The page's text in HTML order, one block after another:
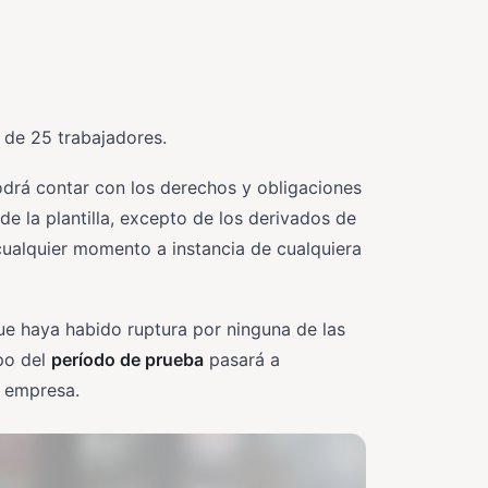
25 trabajadores.
contar con los derechos y obligaciones
la plantilla, excepto de los derivados de
momento a instancia de cualquiera
haya habido ruptura por ninguna de las
del período de prueba pasará a